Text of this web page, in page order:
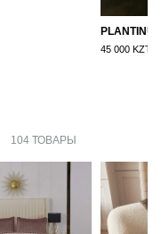
45 000 KZT
104 ТОВАРЫ